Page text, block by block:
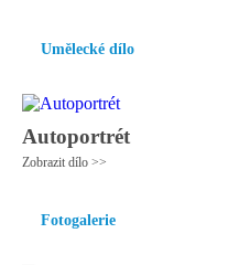
Umělecké dílo
Autoportrét
Zobrazit dílo >>
Fotogalerie